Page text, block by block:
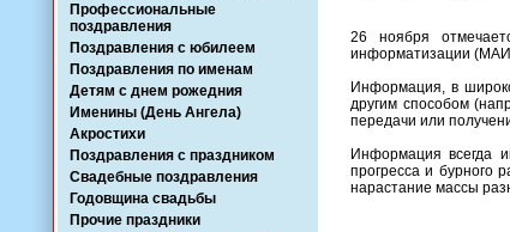
Профессиональные
поздравления
Поздравления с юбилеем
Поздравления по именам
Детям с днем рожедния
Именины (День Ангела)
Акростихи
Поздравления с праздником
Свадебные поздравления
Годовщина свадьбы
Прочие праздники
26 ноября
информатизации
Информация, в
другим способом
передачи или
Информация всегда
прогресса и бурного
нарастание массы